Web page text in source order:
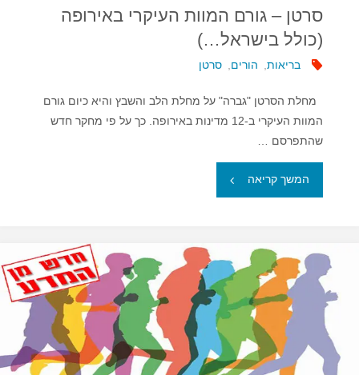
סרטן – גורם המוות העיקרי באירופה
(כולל בישראל…)
בריאות הורים סרטן
מחלת הסרטן "גברה" על מחלת הלב והשבץ והיא כיום גורם
המוות העיקרי ב-12 מדינות באירופה. כך על פי מחקר חדש
שהתפרסם …
המשך קריאה "סרטן
המוות
העיקרי
באירופה